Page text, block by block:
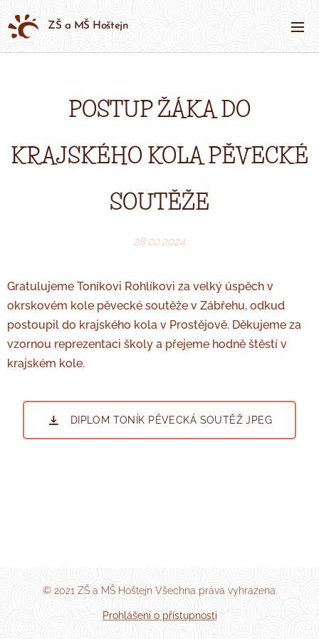
ZŠ a MŠ Hoštejn
POSTUP ŽÁKA DO
KRAJSKÉHO KOLA PĚVECKÉ
SOUTĚŽE
28.02.2024
Gratulujeme Toníkovi Rohlíkovi za velký úspěch v
okrskovém kole pěvecké soutěže v Zábřehu, odkud
postoupil do krajského kola v Prostějově. Děkujeme za
vzornou reprezentaci školy a přejeme hodně štěstí v
krajském kole.
DIPLOM TONÍK PĚVECKÁ SOUTĚŽ JPEG
© 2021 ZŠ a MŠ Hoštejn Všechna práva vyhrazena.
Prohlášení o přístupnosti